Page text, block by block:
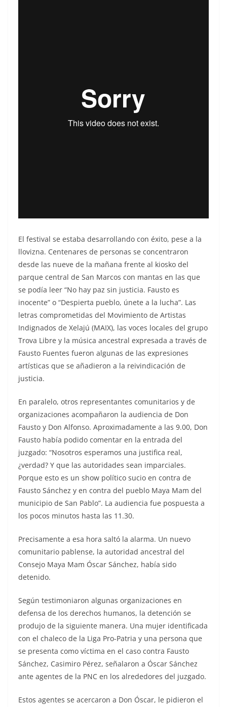
El festival se estaba desarrollando con éxito, pese a la
llovizna. Centenares de personas se concentraron
desde las nueve de la mañana frente al kiosko del
parque central de San Marcos con mantas en las que
se podía leer “No hay paz sin justicia. Fausto es
inocente” o “Despierta pueblo, únete a la lucha”. Las
letras comprometidas del Movimiento de Artistas
Indignados de Xelajú (MAIX), las voces locales del grupo
Trova Libre y la música ancestral expresada a través de
Fausto Fuentes fueron algunas de las expresiones
artísticas que se añadieron a la reivindicación de
justicia.
En paralelo, otros representantes comunitarios y de
organizaciones acompañaron la audiencia de Don
Fausto y Don Alfonso. Aproximadamente a las 9.00, Don
Fausto había podido comentar en la entrada del
juzgado: “Nosotros esperamos una justifica real,
¿verdad? Y que las autoridades sean imparciales.
Porque esto es un show político sucio en contra de
Fausto Sánchez y en contra del pueblo Maya Mam del
municipio de San Pablo”. La audiencia fue pospuesta a
los pocos minutos hasta las 11.30.
Precisamente a esa hora saltó la alarma. Un nuevo
comunitario pablense, la autoridad ancestral del
Consejo Maya Mam Óscar Sánchez, había sido
detenido.
Según testimoniaron algunas organizaciones en
defensa de los derechos humanos, la detención se
produjo de la siguiente manera. Una mujer identificada
con el chaleco de la Liga Pro-Patria y una persona que
se presenta como víctima en el caso contra Fausto
Sánchez, Casimiro Pérez, señalaron a Óscar Sánchez
ante agentes de la PNC en los alrededores del juzgado.
Estos agentes se acercaron a Don Óscar, le pidieron el